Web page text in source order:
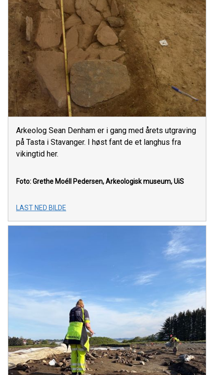
Arkeolog Sean Denham er i gang med årets utgraving
på Tasta i Stavanger. I høst fant de et langhus fra
vikingtid her.
Foto: Grethe Moéll Pedersen, Arkeologisk museum, UiS
LAST NED BILDE